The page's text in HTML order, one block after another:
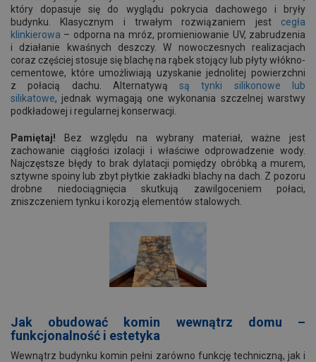
który dopasuje się do wyglądu pokrycia dachowego i bryły
budynku. Klasycznym i trwałym rozwiązaniem jest cegła
klinkierowa – odporna na mróz, promieniowanie UV, zabrudzenia
i działanie kwaśnych deszczy. W nowoczesnych realizacjach
coraz częściej stosuje się blachę na rąbek stojący lub płyty włókno-
cementowe, które umożliwiają uzyskanie jednolitej powierzchni
z połacią dachu. Alternatywąsą tynki silikonowe lub
silikatowe, jednak wymagają one wykonania szczelnej warstwy
podkładowej i regularnej konserwacji.
Pamiętaj! Bez względu na wybrany materiał, ważne jest
zachowanie ciągłości izolacji i właściwe odprowadzenie wody.
Najczęstsze błędy to brak dylatacji pomiędzy obróbką a murem,
sztywne spoiny lub zbyt płytkie zakładki blachy na dach. Z pozoru
drobne niedociągnięcia skutkują zawilgoceniem połaci,
zniszczeniem tynku i korozją elementów stalowych.
Jak obudować komin wewnątrz domu –
funkcjonalność i estetyka
Wewnątrz budynku komin pełni zarówno funkcję techniczną, jak i